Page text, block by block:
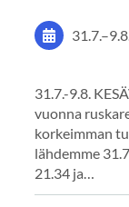
31.7.–
31.7.-9.8.
vuonna
korkeimman
lähdemme
21.34 ja…